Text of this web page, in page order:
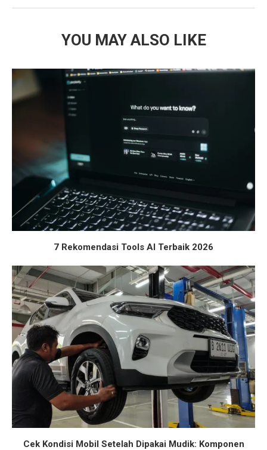
YOU MAY ALSO LIKE
7 Rekomendasi Tools AI Terbaik 2026
Cek Kondisi Mobil Setelah Dipakai Mudik: Komponen